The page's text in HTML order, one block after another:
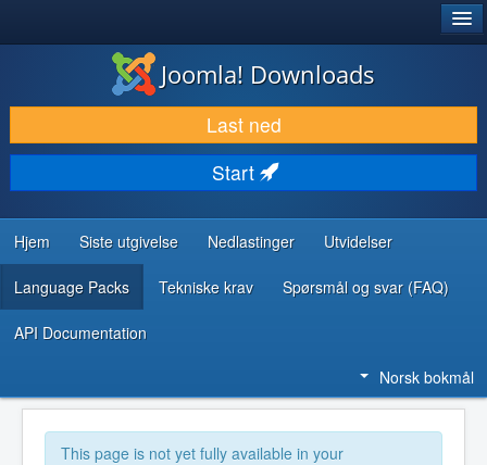
LAST NED & UTVID
OPPDAG & LÆR
SAMFUNN & BRUKERSTØTTE
UTVIKLINGSRESSURSER
Joomla! Downloads
Last ned
Start
Hjem Siste utgivelse Nedlastinger Utvidelser
Language Packs Tekniske krav Spørsmål og svar (FAQ)
API Documentation
Norsk bokmål
This page is not yet fully available in your